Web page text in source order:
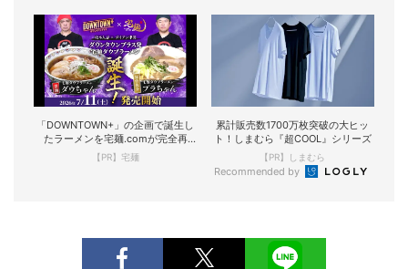
「DOWNTOWN+」の企画で誕生し
たラーメンを宅麺.comが完全再
現！
【PR】宅麺
累計販売数1700万枚突破の大ヒッ
ト！しまむら『超COOL』シリーズ
【PR】しまむら
Recommended by